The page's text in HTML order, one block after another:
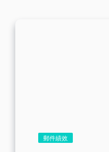
郵件績效